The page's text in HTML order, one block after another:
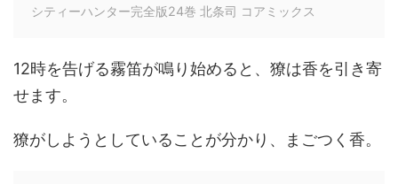
シティーハンター完全版24巻 北条司 コアミックス
12時を告げる霧笛が鳴り始めると、獠は香を引き寄
せます。
獠がしようとしていることが分かり、まごつく香。